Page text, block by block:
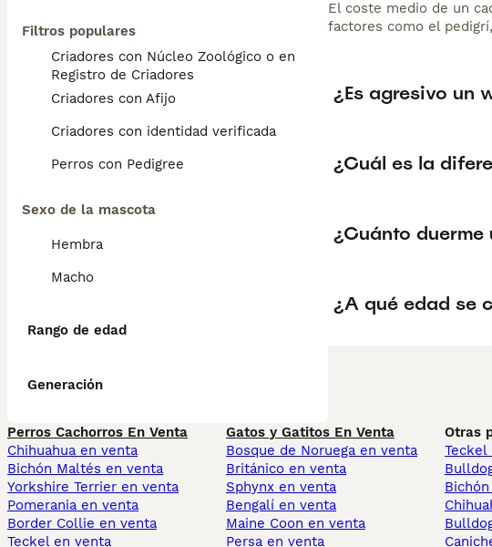
Filtros populares
Criadores con Núcleo Zoológico o en el
Registro de Criadores
Criadores con Afijo
Criadores con identidad verificada
Perros con Pedigree
Sexo de la mascota
Hembra
Macho
Rango de edad
Generación
El coste medio de un
factores como el
¿Es agresivo un
¿Cuál es la
¿Cuánto duerme
¿A qué edad se
Perros Cachorros En Venta
Chihuahua en venta
Bichón Maltés en venta
Yorkshire Terrier en venta
Pomerania en venta
Border Collie en venta
Teckel en venta
Gatos y Gatitos En Venta
Bosque de Noruega en venta
Británico en venta
Sphynx en venta
Bengalí en venta
Maine Coon en venta
Persa en venta
Otras
Teckel